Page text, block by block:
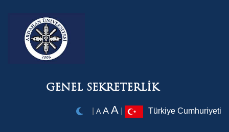
GENEL SEKRETERLİK
A A A Türkiye Cumhuriyeti